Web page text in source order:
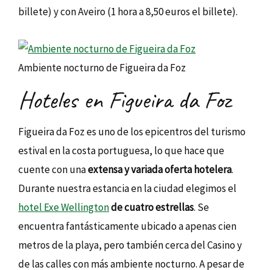
billete) y con Aveiro (1 hora a 8,50 euros el billete).
Ambiente nocturno de Figueira da Foz
Hoteles en Figueira da Foz
Figueira da Foz es uno de los epicentros del turismo
estival en la costa portuguesa, lo que hace que
cuente con unaextensa y variada oferta hotelera.
Durante nuestra estancia en la ciudad elegimos el
hotel Exe Wellingtonde cuatro estrellas. Se
encuentra fantásticamente ubicado a apenas cien
metros de la playa, pero también cerca del Casino y
de las calles con más ambiente nocturno. A pesar de